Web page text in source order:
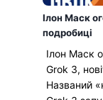
Ілон Маск
подробиці
Ілон Маск
Grok 3,
Названий